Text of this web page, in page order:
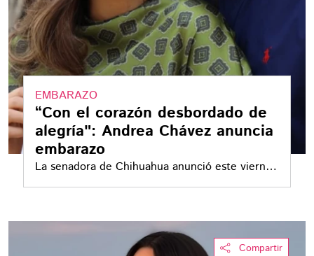
EMBARAZO
“Con el corazón desbordado de
alegría": Andrea Chávez anuncia
embarazo
La senadora de Chihuahua anunció este viernes
20 de febrero que se encontraba embarazada
Compartir